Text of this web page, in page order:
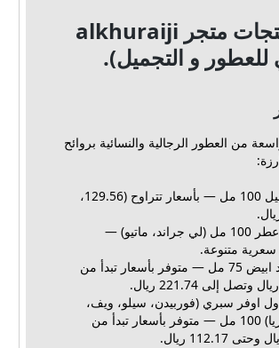
أقسام منتجات متجر alkhuraiji
و التجميل).
من العطور الرجالية والنسائية بروائح
عطر نوفيل 100 مل — بأسعار تتراوح (129.56،
فان فير عطر 100 مل (لي جراند، ماتيو) —
متنوعة.
عطر عود ابيض 75 مل — متوفر بأسعار تبدأ من
أول اوفر سبري (فوربيدن، سيلو، ويف،
شادن، أريا) 100 مل — متوفر بأسعار تبدأ من